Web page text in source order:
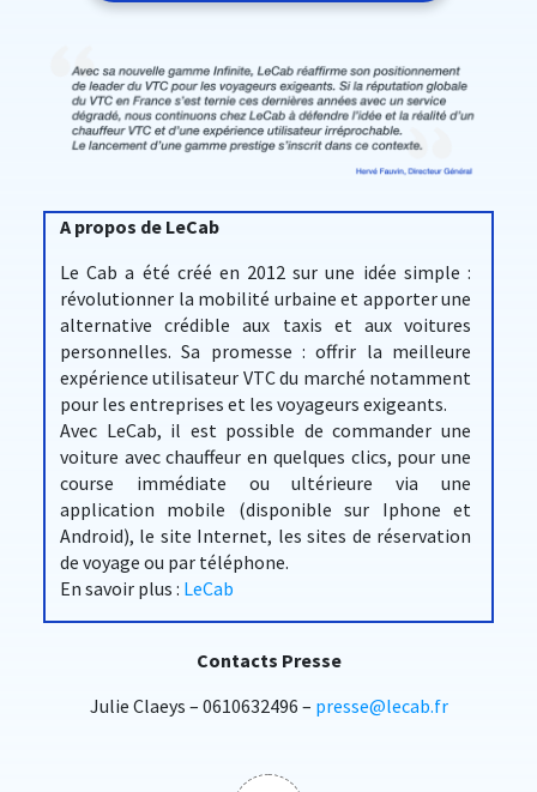
A propos de LeCab
Le Cab a été créé en 2012 sur une idée simple :
révolutionner la mobilité urbaine et apporter une
alternative crédible aux taxis et aux voitures
personnelles. Sa promesse : offrir la meilleure
expérience utilisateur VTC du marché notamment
pour les entreprises et les voyageurs exigeants.
Avec LeCab, il est possible de commander une
voiture avec chauffeur en quelques clics, pour une
course immédiate ou ultérieure via une
application mobile (disponible sur Iphone et
Android), le site Internet, les sites de réservation
de voyage ou par téléphone.
En savoir plus : LeCab
Contacts Presse
Julie Claeys – 0610632496 – presse@lecab.fr